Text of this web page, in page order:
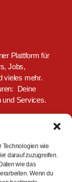
Technologien wie
darauf zuzugreifen.
wie das
Wenn du
Plattform für
Jobs,
vieles mehr.
Deine
und Services.